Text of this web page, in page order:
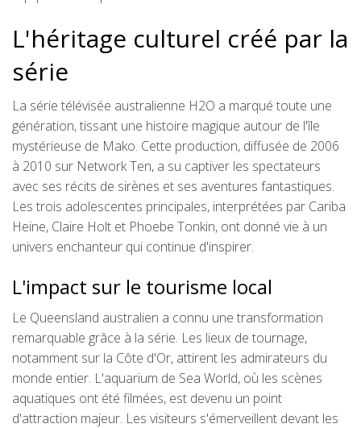
L'héritage culturel créé par la
série
La série télévisée australienne H2O a marqué toute une
génération, tissant une histoire magique autour de l'île
mystérieuse de Mako. Cette production, diffusée de 2006
à 2010 sur Network Ten, a su captiver les spectateurs
avec ses récits de sirènes et ses aventures fantastiques.
Les trois adolescentes principales, interprétées par Cariba
Heine, Claire Holt et Phoebe Tonkin, ont donné vie à un
univers enchanteur qui continue d'inspirer.
L'impact sur le tourisme local
Le Queensland australien a connu une transformation
remarquable grâce à la série. Les lieux de tournage,
notamment sur la Côte d'Or, attirent les admirateurs du
monde entier. L'aquarium de Sea World, où les scènes
aquatiques ont été filmées, est devenu un point
d'attraction majeur. Les visiteurs s'émerveillent devant les